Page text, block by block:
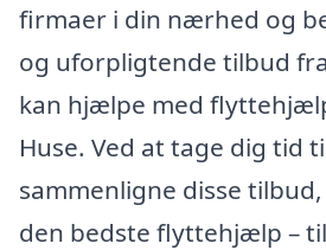
firmaer i din nærhed og
og uforpligtende tilbud
kan hjælpe med
Huse. Ved at tage dig tid
sammenligne disse
den bedste flyttehjælp –